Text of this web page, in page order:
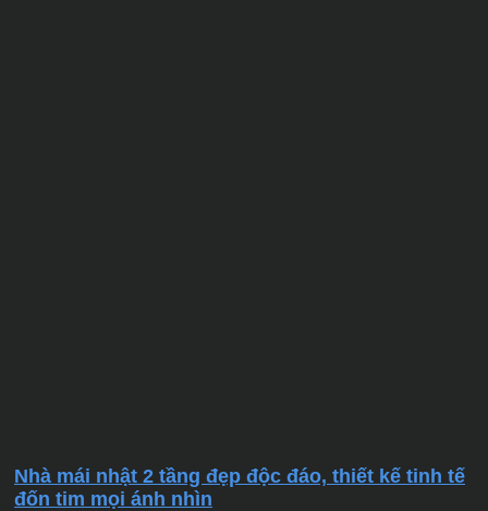
Nhà mái nhật 2 tầng đẹp độc đáo, thiết kế tinh tế
đốn tim mọi ánh nhìn